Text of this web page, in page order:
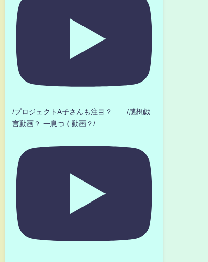
/プロジェクトA子さんも注目？ /感想戯
言動画？.一息つく動画？/